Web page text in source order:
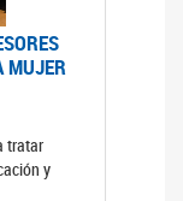
MUJER
tratar
y